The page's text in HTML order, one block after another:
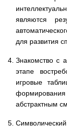
являются
для развития
Знакомство с
этапе
игровые
абстрактным